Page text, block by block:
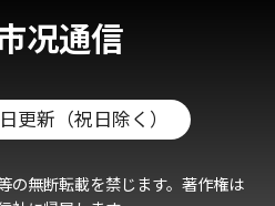
况通信
更新（祝日除く）
の無断転載を禁じます。著作権は